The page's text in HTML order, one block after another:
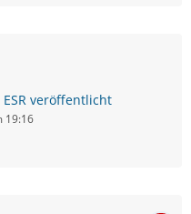
veröffentlicht
19:16